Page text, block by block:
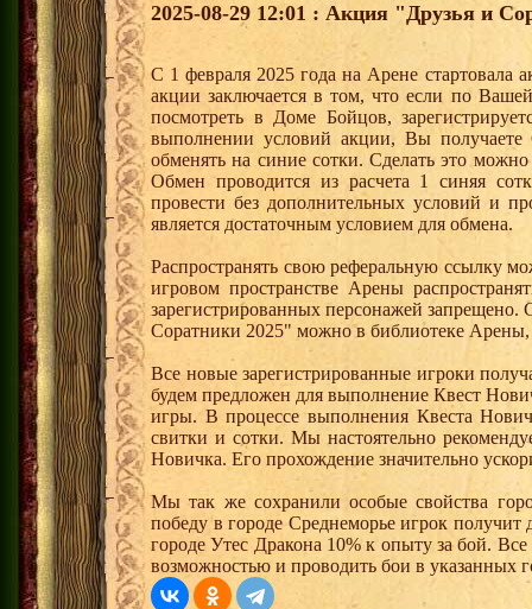
2025-08-29 12:01 : Акция "Друзья и
С 1 февраля 2025 года на Арене стартовала
акции заключается в том, что если по
посмотреть в Доме Бойцов,
выполнении условий акции, Вы
обменять на синие сотки. Сделать это
Обмен проводится из расчета 1 синяя
провести без дополнительных условий и
является достаточным условием для обмена.
Распространять свою реферальную ссылку
игровом пространстве Арены
зарегистрированных персонажей
Соратники 2025" можно в библиотеке Арены,
Все новые зарегистрированные игроки
будем предложен для выполнение Квест
игры. В процессе выполнения Квеста
свитки и сотки. Мы настоятельно
Новичка. Его прохождение значительно
Мы так же сохранили особые свойства
победу в городе Среднеморье игрок
городе Утес Дракона 10% к опыту за бой.
возможностью и проводить бои в указанных